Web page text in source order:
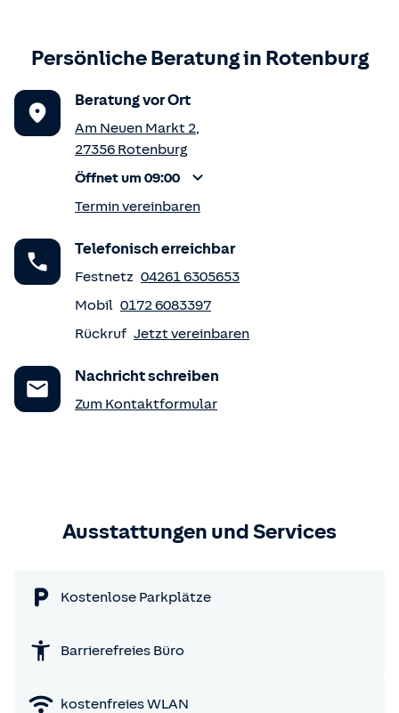
Persönliche Beratung in Rotenburg
Beratung vor Ort
Am Neuen Markt 2,
27356 Rotenburg
Öffnet um 09:00
Termin vereinbaren
Telefonisch erreichbar
Festnetz 04261 6305653
Mobil 0172 6083397
Rückruf Jetzt vereinbaren
Nachricht schreiben
Zum Kontaktformular
Ausstattungen und Services
Kostenlose Parkplätze
Barrierefreies Büro
kostenfreies WLAN